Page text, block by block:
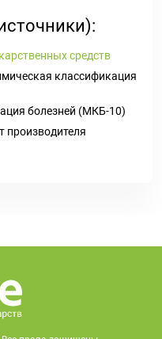
средств
классификация
болезней (МКБ-10)
производителя